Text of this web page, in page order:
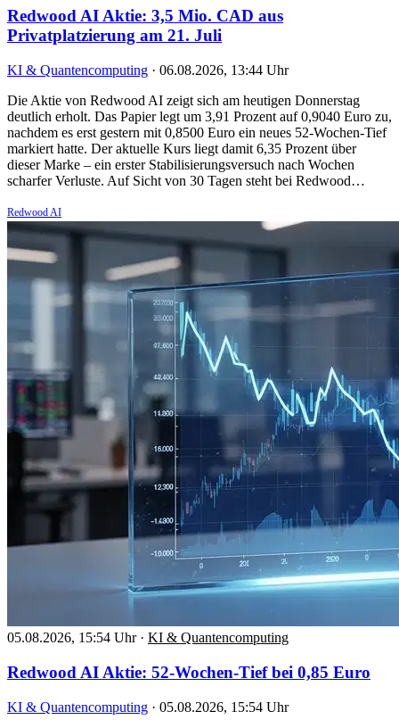
Redwood AI Aktie: 3,5 Mio. CAD aus
Privatplatzierung am 21. Juli
KI & Quantencomputing · 06.08.2026, 13:44 Uhr
Die Aktie von Redwood AI zeigt sich am heutigen Donnerstag
deutlich erholt. Das Papier legt um 3,91 Prozent auf 0,9040 Euro zu,
nachdem es erst gestern mit 0,8500 Euro ein neues 52-Wochen-Tief
markiert hatte. Der aktuelle Kurs liegt damit 6,35 Prozent über
dieser Marke – ein erster Stabilisierungsversuch nach Wochen
scharfer Verluste. Auf Sicht von 30 Tagen steht bei Redwood…
Redwood AI
05.08.2026, 15:54 Uhr · KI & Quantencomputing
Redwood AI Aktie: 52-Wochen-Tief bei 0,85 Euro
KI & Quantencomputing · 05.08.2026, 15:54 Uhr